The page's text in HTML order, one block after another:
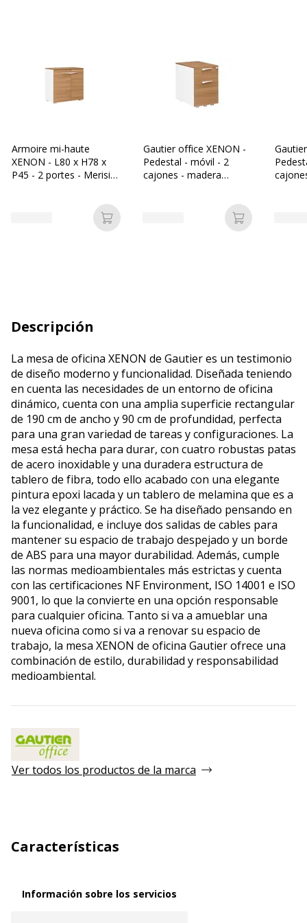
Armoire mi-haute
XENON - L80 x H78 x
P45 - 2 portes - Merisier
Añadir a la cesta
Gautier office XENON -
Pedestal - móvil - 2
cajones - madera
Añadir a la
Descripción
La mesa de oficina XENON de Gautier es un testimonio
de diseño moderno y funcionalidad. Diseñada teniendo
en cuenta las necesidades de un entorno de oficina
dinámico, cuenta con una amplia superficie rectangular
de 190 cm de ancho y 90 cm de profundidad, perfecta
para una gran variedad de tareas y configuraciones. La
mesa está hecha para durar, con cuatro robustas patas
de acero inoxidable y una duradera estructura de
tablero de fibra, todo ello acabado con una elegante
pintura epoxi lacada y un tablero de melamina que es a
la vez elegante y práctico. Se ha diseñado pensando en
la funcionalidad, e incluye dos salidas de cables para
mantener su espacio de trabajo despejado y un borde
de ABS para una mayor durabilidad. Además, cumple
las normas medioambientales más estrictas y cuenta
con las certificaciones NF Environment, ISO 14001 e ISO
9001, lo que la convierte en una opción responsable
para cualquier oficina. Tanto si va a amueblar una
nueva oficina como si va a renovar su espacio de
trabajo, la mesa XENON de oficina Gautier ofrece una
combinación de estilo, durabilidad y responsabilidad
medioambiental.
Ver todos los productos de la marca
Características
Información sobre los servicios